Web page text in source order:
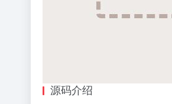
源码介绍